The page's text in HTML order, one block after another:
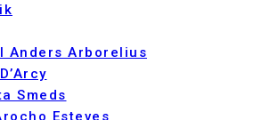
Anders Arborelius
Smeds
Esteves